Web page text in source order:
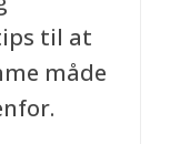
til at
måde